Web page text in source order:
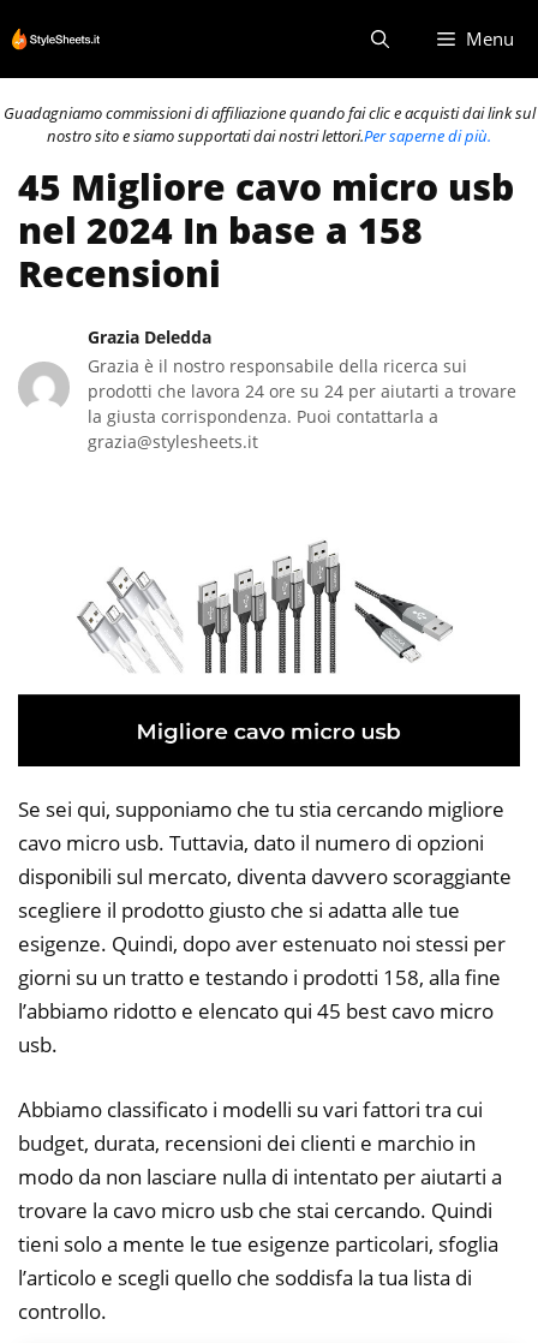
al
contenuto
Menu
Guadagniamo commissioni di affiliazione quando fai clic e acquisti dai link sul
nostro sito e siamo supportati dai nostri lettori.Per saperne di più.
45 Migliore cavo micro usb
nel 2024 In base a 158
Recensioni
Grazia Deledda
Grazia è il nostro responsabile della ricerca sui
prodotti che lavora 24 ore su 24 per aiutarti a trovare
la giusta corrispondenza. Puoi contattarla a
grazia@stylesheets.it
Se sei qui, supponiamo che tu stia cercando migliore
cavo micro usb. Tuttavia, dato il numero di opzioni
disponibili sul mercato, diventa davvero scoraggiante
scegliere il prodotto giusto che si adatta alle tue
esigenze. Quindi, dopo aver estenuato noi stessi per
giorni su un tratto e testando i prodotti 158, alla fine
l’abbiamo ridotto e elencato qui 45 best cavo micro
usb.
Abbiamo classificato i modelli su vari fattori tra cui
budget, durata, recensioni dei clienti e marchio in
modo da non lasciare nulla di intentato per aiutarti a
trovare la cavo micro usb che stai cercando. Quindi
tieni solo a mente le tue esigenze particolari, sfoglia
l’articolo e scegli quello che soddisfa la tua lista di
controllo.